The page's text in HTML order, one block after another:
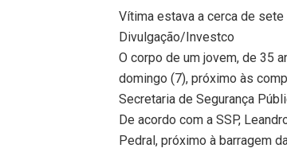
Vítima estava a cerca de
Divulgação/Investco
O corpo de um jovem, de 35
domingo (7), próximo às
Secretaria de Segurança
De acordo com a SSP,
Pedral, próximo à barragem